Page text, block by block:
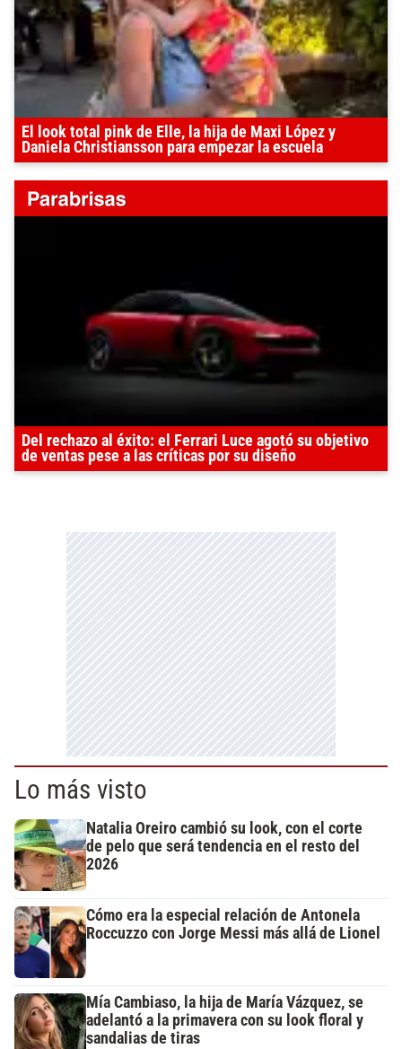
El look total pink de Elle, la hija de Maxi López y
Daniela Christiansson para empezar la escuela
Del rechazo al éxito: el Ferrari Luce agotó su objetivo
de ventas pese a las críticas por su diseño
Lo más visto
Natalia Oreiro cambió su look, con el corte
de pelo que será tendencia en el resto del
2026
Cómo era la especial relación de Antonela
Roccuzzo con Jorge Messi más allá de Lionel
Mía Cambiaso, la hija de María Vázquez, se
adelantó a la primavera con su look floral y
sandalias de tiras